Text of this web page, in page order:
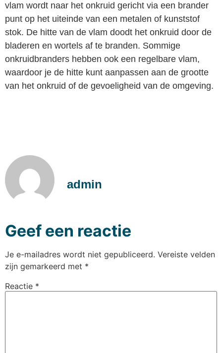
vlam wordt naar het onkruid gericht via een brander
punt op het uiteinde van een metalen of kunststof
stok. De hitte van de vlam doodt het onkruid door de
bladeren en wortels af te branden. Sommige
onkruidbranders hebben ook een regelbare vlam,
waardoor je de hitte kunt aanpassen aan de grootte
van het onkruid of de gevoeligheid van de omgeving.
admin
Geef een reactie
Je e-mailadres wordt niet gepubliceerd. Vereiste velden
zijn gemarkeerd met *
Reactie *